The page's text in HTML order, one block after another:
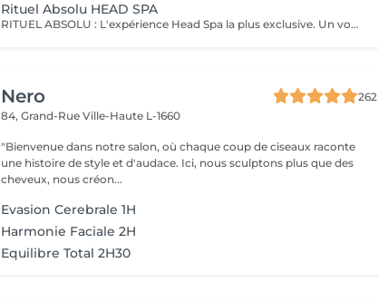
Rituel Absolu HEAD SPA
RITUEL ABSOLU : L'expérience Head Spa la plus exclusive. Un voyage sensoriel profond associant relaxation intense, soins experts et mise en beauté complète des cheveux. DECOUVREZ NOTRE UNIVERS HEAD SPA, une expérience unique alliant relaxation profonde, soin du cuir chevelu et beauté du cheveu. Inspirés des rituels de bien-être japonais, nos soins Head Spa sont conçus pour procurer un véritable moment de déconnexion tout en prenant soin de vos cheveux et de votre cuir chevelu. Chaque rituel associe des techniques de massage relaxantes, un travail autour de l'eau, des soins professionnels adaptés et se termine par un coiffage ou un brushing afin que vous repartiez détendue et sublimée. Accordez-vous une parenthèse hors du temps et choisissez le rituel qui correspond à vos envies.
Nero
262
84, Grand-RueVille-Haute L-1660
"Bienvenue dans notre salon, où chaque coup de ciseaux raconte
une histoire de style et d'audace. Ici, nous sculptons plus que des
cheveux, nous créon...
Evasion Cerebrale 1H
Harmonie Faciale 2H
Equilibre Total 2H30